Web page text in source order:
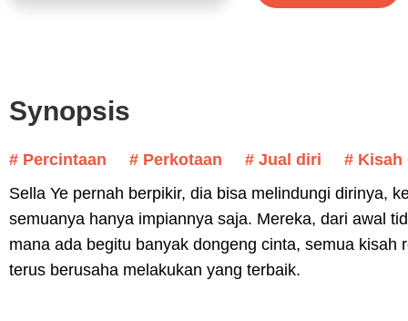
Synopsis
# Percintaan # Perkotaan # Jual diri
# Kisah
Sella Ye pernah berpikir, dia bisa melindungi dirinya,
semuanya hanya impiannya saja. Mereka, dari awal
mana ada begitu banyak dongeng cinta, semua kisah
terus berusaha melakukan yang terbaik.